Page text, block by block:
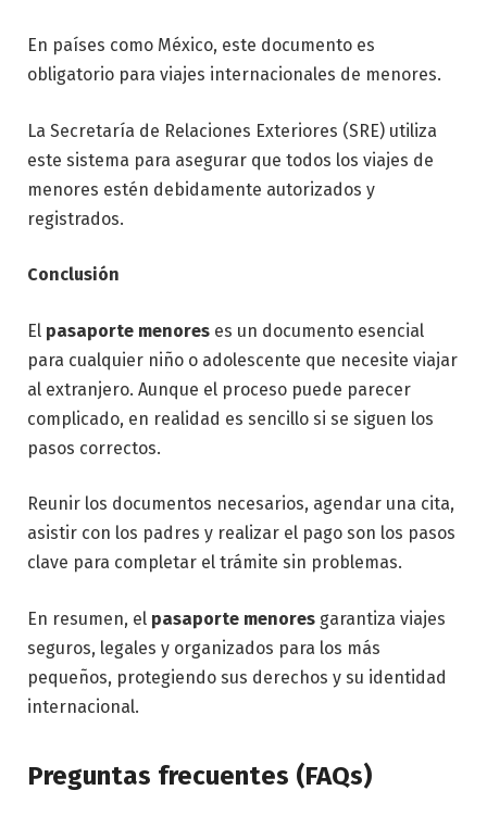
En países como México, este documento es
obligatorio para viajes internacionales de menores.
La Secretaría de Relaciones Exteriores (SRE) utiliza
este sistema para asegurar que todos los viajes de
menores estén debidamente autorizados y
registrados.
Conclusión
El pasaporte menores es un documento esencial
para cualquier niño o adolescente que necesite viajar
al extranjero. Aunque el proceso puede parecer
complicado, en realidad es sencillo si se siguen los
pasos correctos.
Reunir los documentos necesarios, agendar una cita,
asistir con los padres y realizar el pago son los pasos
clave para completar el trámite sin problemas.
En resumen, el pasaporte menores garantiza viajes
seguros, legales y organizados para los más
pequeños, protegiendo sus derechos y su identidad
internacional.
Preguntas frecuentes (FAQs)